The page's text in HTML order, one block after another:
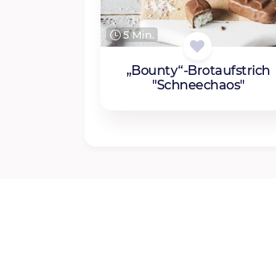
5 Min.
„Bounty“-Brotaufstrich
"Schneechaos"